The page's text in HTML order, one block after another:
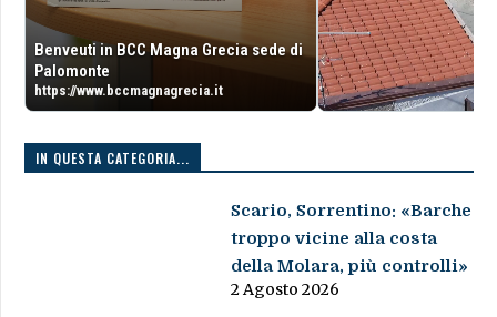
Benveuti in BCC Magna Grecia sede di
Palomonte
https://www.bccmagnagrecia.it
IN QUESTA CATEGORIA...
Scario, Sorrentino: «Barche
troppo vicine alla costa
della Molara, più controlli»
2 Agosto 2026